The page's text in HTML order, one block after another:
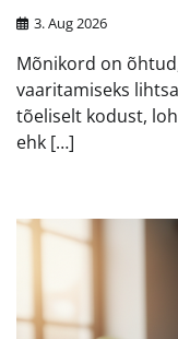
3. Aug 2026
Mõnikord on
vaaritamiseks
tõeliselt kodust,
ehk […]